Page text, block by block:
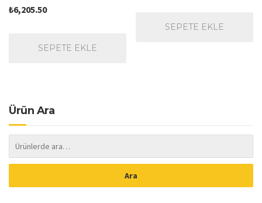
₺6,205.50
SEPETE EKLE
SEPETE EKLE
Ürün Ara
Ara